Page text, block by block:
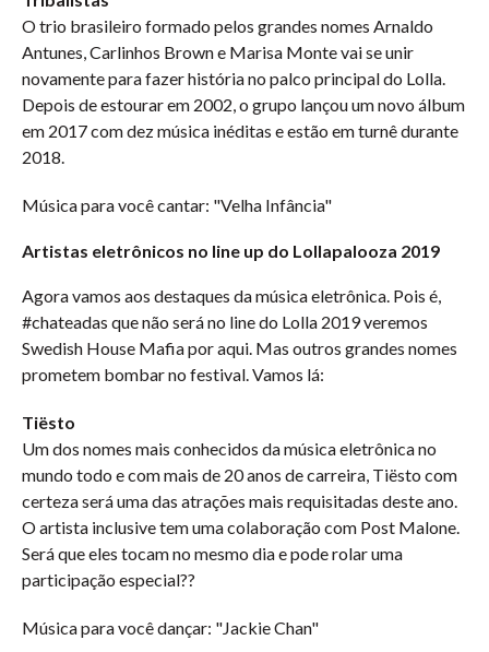
O trio brasileiro formado pelos grandes nomes Arnaldo
Antunes, Carlinhos Brown e Marisa Monte vai se unir
novamente para fazer história no palco principal do Lolla.
Depois de estourar em 2002, o grupo lançou um novo álbum
em 2017 com dez música inéditas e estão em turnê durante
2018.
Música para você cantar: "Velha Infância"
Artistas eletrônicos no line up do Lollapalooza 2019
Agora vamos aos destaques da música eletrônica. Pois é,
#chateadas que não será no line do Lolla 2019 veremos
Swedish House Mafia por aqui. Mas outros grandes nomes
prometem bombar no festival. Vamos lá:
Tiësto
Um dos nomes mais conhecidos da música eletrônica no
mundo todo e com mais de 20 anos de carreira, Tiësto com
certeza será uma das atrações mais requisitadas deste ano.
O artista inclusive tem uma colaboração com Post Malone.
Será que eles tocam no mesmo dia e pode rolar uma
participação especial??
Música para você dançar: "Jackie Chan"